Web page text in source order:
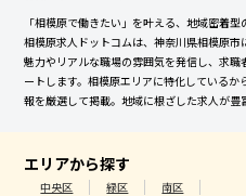
「相模原で働きたい」を叶える、地域密着型
相模原求人ドットコムは、神奈川県相模原
魅力やリアルな職場の雰囲気を発信し、求
ートします。相模原エリアに特化している
報を厳選して掲載。地域に根ざした求人が豊
エリアから探す
中央区 緑区 南区